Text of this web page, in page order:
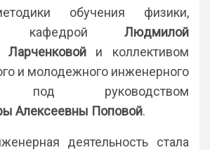
обучения физики,
кафедрой Людмилой
Ларченковойи коллективом
и молодежного инженерного
под руководством
Алексеевны Поповой.
деятельность стала